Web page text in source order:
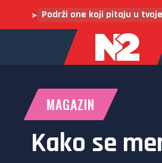
➤ Podrži one koji pitaju u
MAGAZIN
Kako se